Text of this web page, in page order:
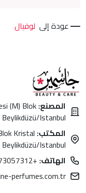
عودة إلى لوفيال
المصنع:(M) Blok
Istanbul
المكتب: Kristal
Istanbul
الهاتف: +905373057312
perfumes.com.tr